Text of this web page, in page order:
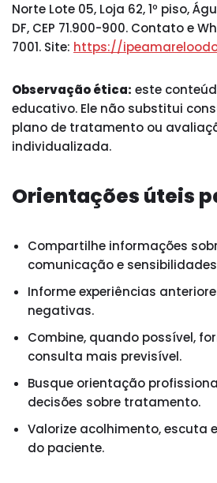
Norte Lote 05, Loja 62, 1º piso,
DF, CEP 71.900-900. Contato e
7001. Site: https://
Observação ética: este
educativo. Ele não substitui
plano de tratamento ou
individualizada.
Orientações úteis
Compartilhe informações
comunicação e
Informe experiências
negativas.
Combine, quando possível,
consulta mais previsível.
Busque orientação
decisões sobre tratamento.
Valorize acolhimento, escuta
do paciente.